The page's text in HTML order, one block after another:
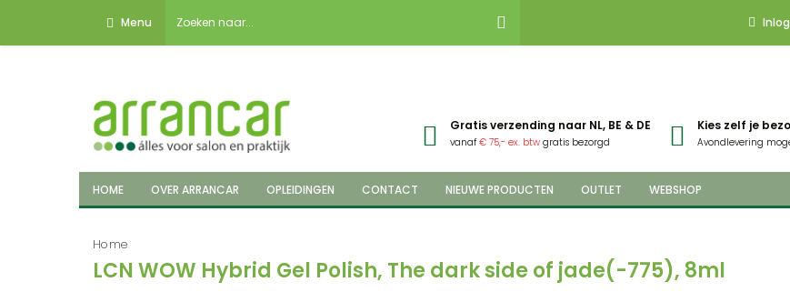
Menu
Gratis verzending naar NL, BE & DE
vanaf€ 75,- ex. btw gratis bezorgd
Kies zelf je
Avondlevering
HOME OVER ARRANCAR OPLEIDINGEN CONTACT NIEUWE PRODUCTEN OUTLET WEBSHOP
Home
LCN WOW Hybrid Gel Polish, The dark side of jade(-775), 8ml